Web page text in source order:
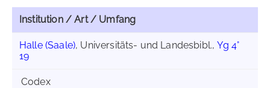
Institution / Art / Umfang
Halle (Saale), Universitäts- und Landesbibl.,Yg 4°
19
Codex